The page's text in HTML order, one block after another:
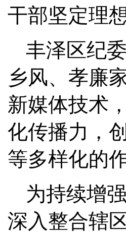
干部坚定理
丰泽区纪
乡风、孝廉
新媒体技术
化传播力，
等多样化的作
为持续增
深入整合辖